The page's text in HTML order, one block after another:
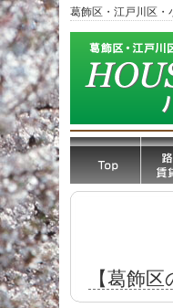
葛飾区・江戸川区・
【葛飾